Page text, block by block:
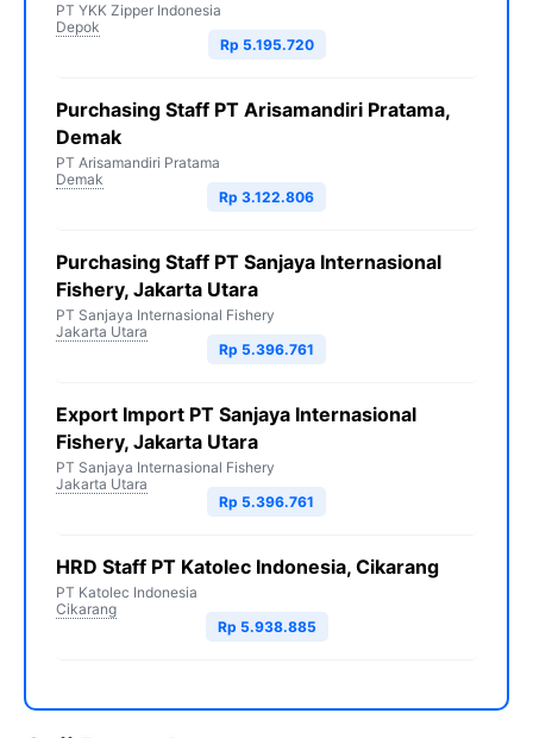
PT YKK Zipper Indonesia
Depok
Rp 5.195.720
Purchasing Staff PT Arisamandiri Pratama,
Demak
PT Arisamandiri Pratama
Demak
Rp 3.122.806
Purchasing Staff PT Sanjaya Internasional
Fishery, Jakarta Utara
PT Sanjaya Internasional Fishery
Jakarta Utara
Rp 5.396.761
Export Import PT Sanjaya Internasional
Fishery, Jakarta Utara
PT Sanjaya Internasional Fishery
Jakarta Utara
Rp 5.396.761
HRD Staff PT Katolec Indonesia, Cikarang
PT Katolec Indonesia
Cikarang
Rp 5.938.885